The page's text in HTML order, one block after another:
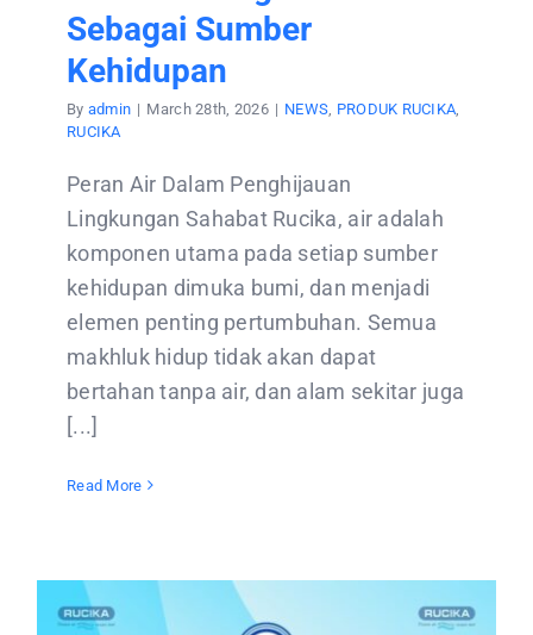
Sebagai Sumber
Kehidupan
By admin | March 28th, 2026 | NEWS PRODUK RUCIKA
RUCIKA
Peran Air Dalam Penghijauan
Lingkungan Sahabat Rucika, air adalah
komponen utama pada setiap sumber
kehidupan dimuka bumi, dan menjadi
elemen penting pertumbuhan. Semua
makhluk hidup tidak akan dapat
bertahan tanpa air, dan alam sekitar juga
[...]
Read More